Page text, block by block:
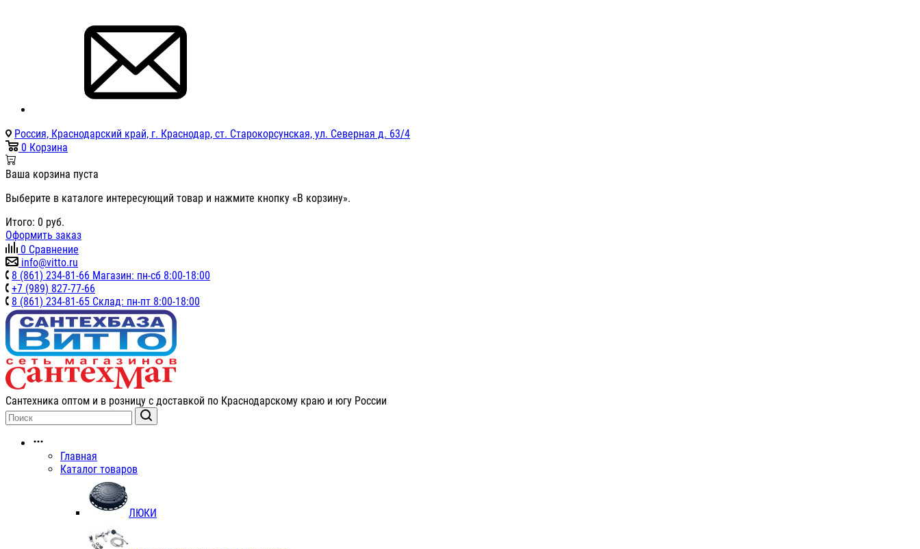
Россия, Краснодарский край, г. Краснодар, ст. Старокорсунская, ул. Северная д. 63/4
0 Корзина
Ваша корзина пуста
Выберите в каталоге интересующий товар и нажмите кнопку «В корзину».
Итого: 0 руб.
Оформить заказ
0 Сравнение
info@vitto.ru
8 (861) 234-81-66 Магазин: пн-сб 8:00-18:00
+7 (989) 827-77-66
8 (861) 234-81-65 Склад: пн-пт 8:00-18:00
Сантехника оптом и в розницу с доставкой по Краснодарскому краю и югу России
Главная
Каталог товаров
ЛЮКИ